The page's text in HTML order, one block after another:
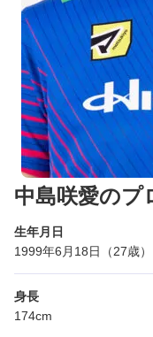
中島咲愛のプ
生年月日
1999年6月18日（27歳）
身長
174cm